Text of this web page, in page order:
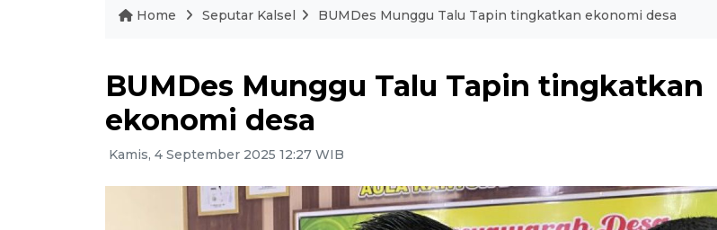
Home Seputar Kalsel BUMDes Munggu Talu Tapin tingkatkan ekonomi desa
BUMDes Munggu Talu Tapin tingkatkan
ekonomi desa
Kamis, 4 September 2025 12:27 WIB